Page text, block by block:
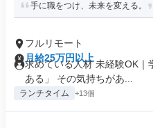
手に職をつけ、未来を変える。
フルリモート
月給25万円以上
求めている人材 未経験OK
ある」 その気持ちがあ...
ランチタイム +13個